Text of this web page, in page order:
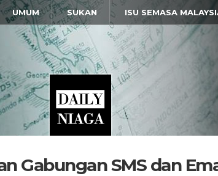
UMUM SUKAN ISU SEMASA
Gabungan SMS dan